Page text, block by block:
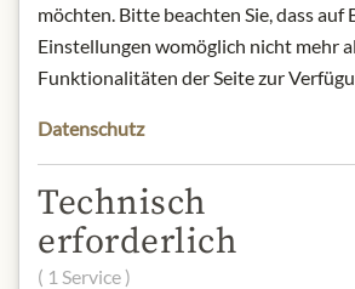
* Wir bitten um Verständnis,
Produktdesign von der
abweichen kann.
80% Brombeeren, Zucker,
Geliermittel Pektin,
Zitronensaftkonzentrat
möchten. Bitte beachten Sie, dass auf
Einstellungen womöglich nicht mehr
Funktionalitäten der Seite zur
Datenschutz
Technisch
erforderlich
( 1 Service )